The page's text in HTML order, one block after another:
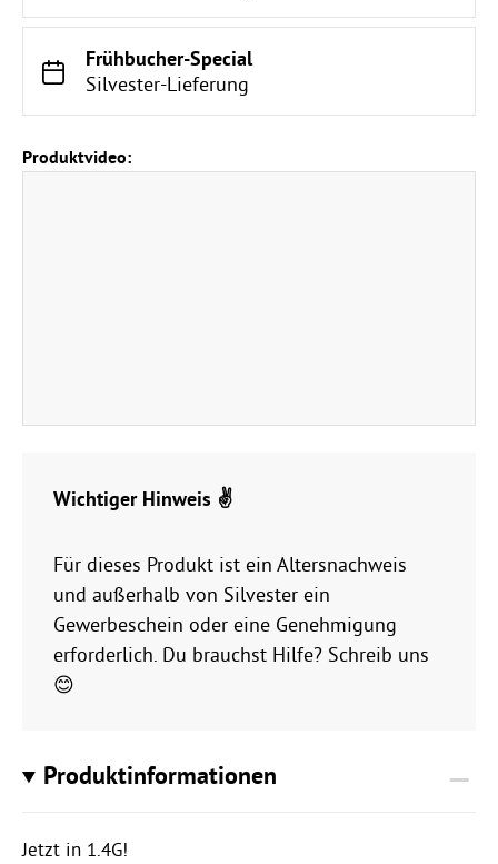
Frühbucher-Special
Silvester-Lieferung
Produktvideo:
Wichtiger Hinweis ✌️
Für dieses Produkt ist ein Altersnachweis
und außerhalb von Silvester ein
Gewerbeschein oder eine Genehmigung
erforderlich. Du brauchst Hilfe? Schreib uns
😊
Produktinformationen
Jetzt in 1.4G!